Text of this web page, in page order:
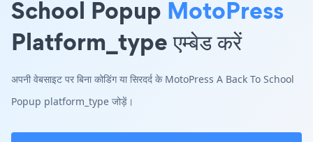
School Popup MotoPress
Platform_type एम्बेड करें
अपनी वेबसाइट पर बिना कोडिंग या सिरदर्द के MotoPress A Back To School
Popup platform_type जोड़ें।